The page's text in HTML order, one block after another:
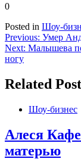
0
Posted in Шоу-
Навигация
по
Previous: Умер
Next: Малышева
ногу
Related
Шоу-бизнес
Алеся
матерью